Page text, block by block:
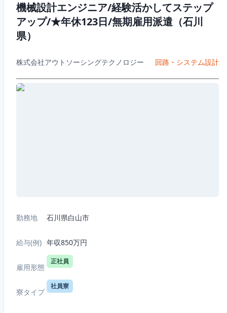
機械設計エンジニア/経験活かしてステップ
アップ/★年休123日/無期雇用派遣（石川
県）
株式会社アウトソーシングテクノロジー 回路・システム設計
勤務地 石川県白山市
給与(例) 年収850万円
雇用形態
正社員
寮タイプ
社員寮